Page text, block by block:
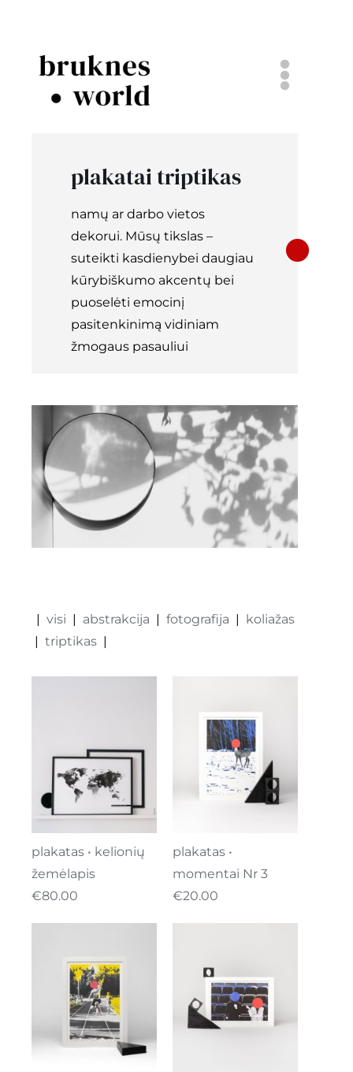
content
bruknės vestuvės
popieriniai dalykai
projektai
tinklaraštis
Instagram
krepšelis
0
plakatai triptikas
namų ar darbo vietos
dekorui. Mūsų tikslas –
suteikti kasdienybei daugiau
kūrybiškumo akcentų bei
puoselėti emocinį
pasitenkinimą vidiniam
žmogaus pasauliui
visi abstrakcija fotografija
koliažas
triptikas
plakatas • kelionių
žemėlapis
€80.00
plakatas •
momentai Nr 3
€20.00